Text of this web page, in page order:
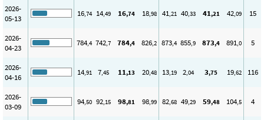
2026-
05-13
16,74 14,49 16,74 18,98 41,21 40,33 41,21 42,09 15
2026-
04-23
784,4 742,7 784,4 826,2 873,4 855,9 873,4 891,0 5
2026-
04-16
14,91 7,45 11,13 20,48 13,19 2,04 3,75 19,62 116
2026-
03-09
94,50 92,15 98,81 98,99 82,68 49,29 59,48 104,5 4